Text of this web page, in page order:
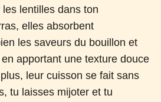
lentilles dans ton
elles absorbent
les saveurs du bouillon et
apportant une texture douce
leur cuisson se fait sans
tu laisses mijoter et tu